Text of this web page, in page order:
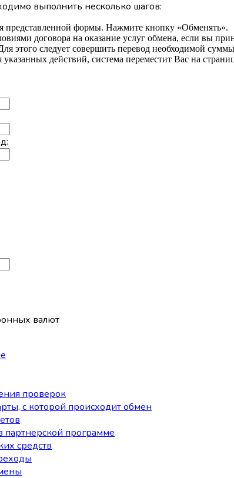
выполнить несколько шагов:
представленной формы. Нажмите кнопку «Обменять».
договора на оказание услуг обмена, если вы
этого следует совершить перевод необходимой
действий, система переместит Вас на
валют
проверок
с которой происходит обмен
партнерской программе
средств